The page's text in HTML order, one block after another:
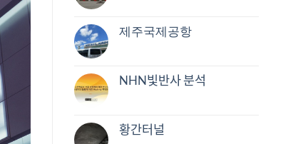
제주국제공항
NHN빛반사 분석
황간터널